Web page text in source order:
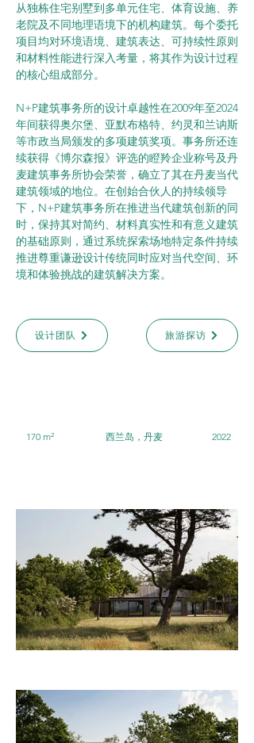
从独栋住宅别墅到多单元住宅、体育设施、养
老院及不同地理语境下的机构建筑。每个委托
项目均对环境语境、建筑表达、可持续性原则
和材料性能进行深入考量，将其作为设计过程
的核心组成部分。
N+P建筑事务所的设计卓越性在2009年至2024
年间获得奥尔堡、亚默布格特、约灵和兰讷斯
等市政当局颁发的多项建筑奖项。事务所还连
续获得《博尔森报》评选的瞪羚企业称号及丹
麦建筑事务所协会荣誉，确立了其在丹麦当代
建筑领域的地位。在创始合伙人的持续领导
下，N+P建筑事务所在推进当代建筑创新的同
时，保持其对简约、材料真实性和有意义建筑
的基础原则，通过系统探索场地特定条件持续
推进尊重谦逊设计传统同时应对当代空间、环
境和体验挑战的建筑解决方案。
设计团队 旅游探访
170 m² 西兰岛，丹麦 2022